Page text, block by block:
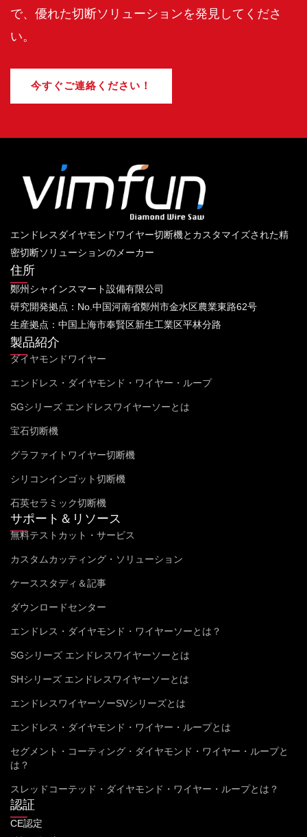
で、優れた切断ソリューションを発見してくださ
い。
今すぐご連絡ください！
エンドレスダイヤモンドワイヤー切断機とカスタマイズされた精
密切断ソリューションのメーカー
住所
鄭州シャインスマート設備有限公司
研究開発拠点：No.中国河南省鄭州市金水区農業東路62号
生産拠点：中国上海市奉賢区新生工業区平林分路
製品紹介
ダイヤモンドワイヤー
エンドレス・ダイヤモンド・ワイヤー・ループ
SGシリーズ エンドレスワイヤーソーとは
宝石切断機
グラファイトワイヤー切断機
シリコンインゴット切断機
石英セラミック切断機
サポート＆リソース
無料テストカット・サービス
カスタムカッティング・ソリューション
ケーススタディ＆記事
ダウンロードセンター
エンドレス・ダイヤモンド・ワイヤーソーとは？
SGシリーズ エンドレスワイヤーソーとは
SHシリーズ エンドレスワイヤーソーとは
エンドレスワイヤーソーSVシリーズとは
エンドレス・ダイヤモンド・ワイヤー・ループとは
セグメント・コーティング・ダイヤモンド・ワイヤー・ループと
は？
スレッドコーテッド・ダイヤモンド・ワイヤー・ループとは？
認証
CE認定